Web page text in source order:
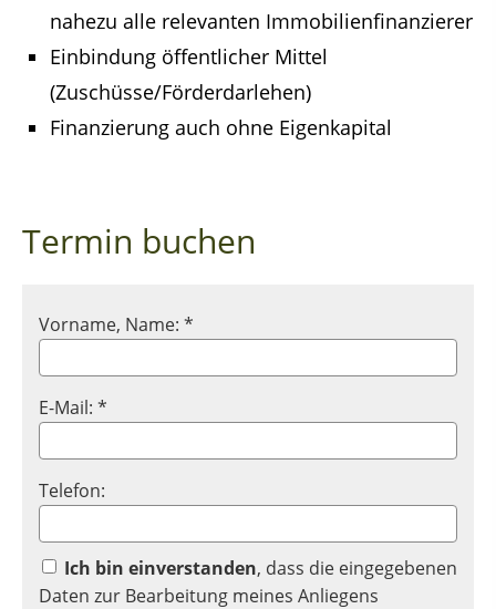
nahezu alle relevanten Immobilienfinanzierer
Einbindung öffentlicher Mittel
(Zuschüsse/Förderdarlehen)
Finanzierung auch ohne Eigenkapital
Termin buchen
Vorname, Name: *
E-Mail: *
Telefon:
Ich bin einverstanden, dass die eingegebenen
Daten zur Bearbeitung meines Anliegens